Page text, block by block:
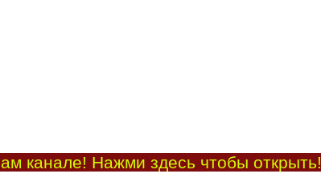
канале! Нажми здесь чтобы открыть!